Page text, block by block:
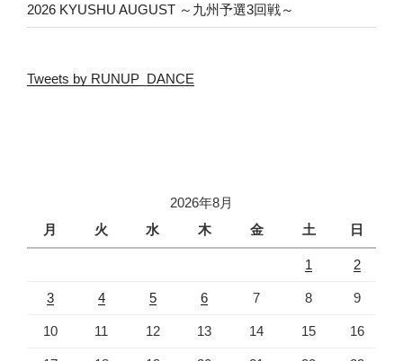
2026 KYUSHU AUGUST ～九州予選3回戦～
Tweets by RUNUP_DANCE
2026年8月
月
火 水 木 金 土 日
1 2
3 4 5 6 7 8 9
10 11 12 13 14 15 16